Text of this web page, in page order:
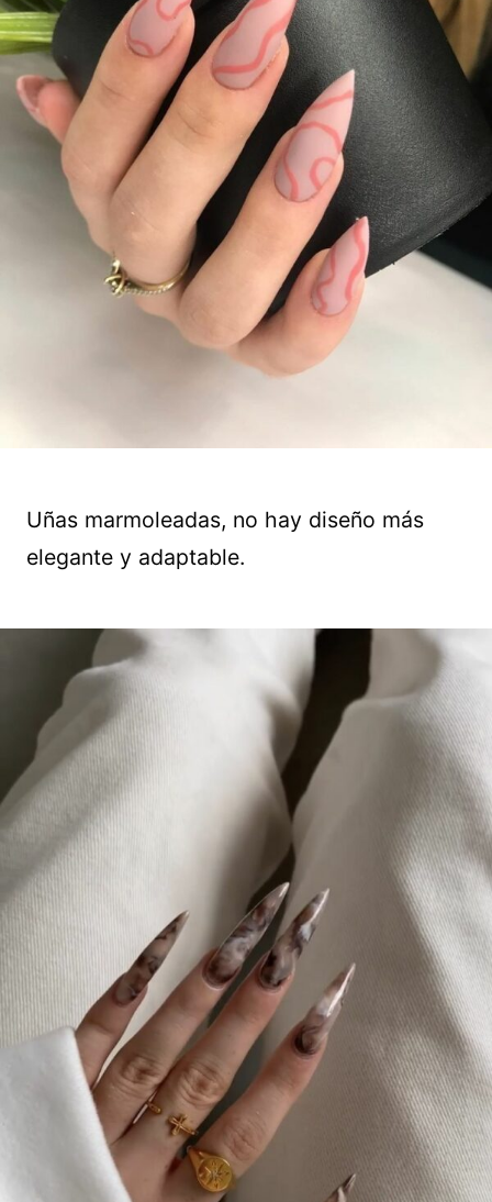
Uñas marmoleadas, no hay diseño más
elegante y adaptable.